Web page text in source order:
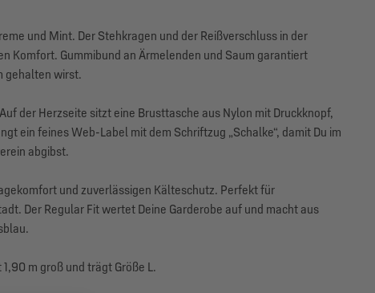
und Mint. Der Stehkragen und der Reißverschluss in der
Komfort. Gummibund an Ärmelenden und Saum garantiert
gehalten wirst.
der Herzseite sitzt eine Brusttasche aus Nylon mit Druckknopf,
ein feines Web-Label mit dem Schriftzug „Schalke“, damit Du im
abgibst.
und zuverlässigen Kälteschutz. Perfekt für
Der Regular Fit wertet Deine Garderobe auf und macht aus
m groß und trägt Größe L.